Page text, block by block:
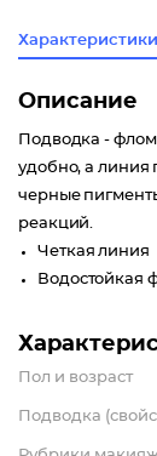
Описание
Подводка -
удобно, а линия
черные
реакций.
Четкая линия
Водостойкая
Пол и возраст
Подводка